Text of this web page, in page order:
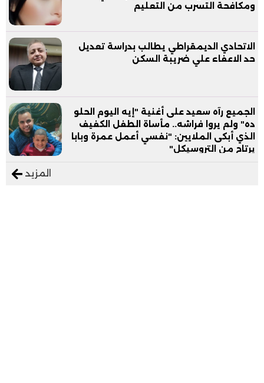
ومكافحة التسرب من التعليم
الاتحادي الديمقراطي يطالب بدراسة تعديل
حد الاعفاء علي ضريبة السكن
الجميع رآه سعيد على أغنية "إيه اليوم الحلو
ده" ولم يروا فراشه.. مأساة الطفل الكفيف
الذي أبكى الملايين: "نفسي أعمل عمرة وبابا
يرتاح من التروسيكل"
المزيد